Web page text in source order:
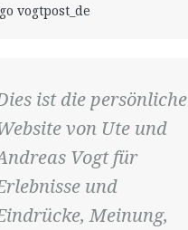
ist die persönliche
von Ute und
Vogt für
und
Meinung,